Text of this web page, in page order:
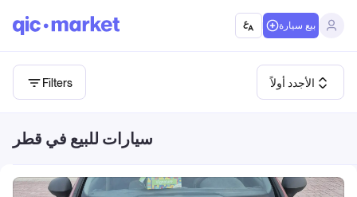
بيع سيارة
Filters الأجدد أولاً
سيارات للبيع في قطر